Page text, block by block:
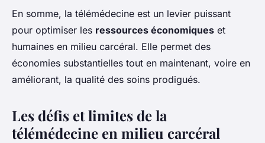
En somme, la télémédecine est un levier puissant
pour optimiser les ressources économiques et
humaines en milieu carcéral. Elle permet des
économies substantielles tout en maintenant, voire en
améliorant, la qualité des soins prodigués.
Les défis et limites de la
télémédecine en milieu carcéral